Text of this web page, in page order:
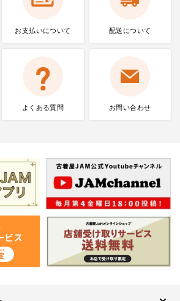
お支払いについて 配送について
よくある質問 お問い合わせ